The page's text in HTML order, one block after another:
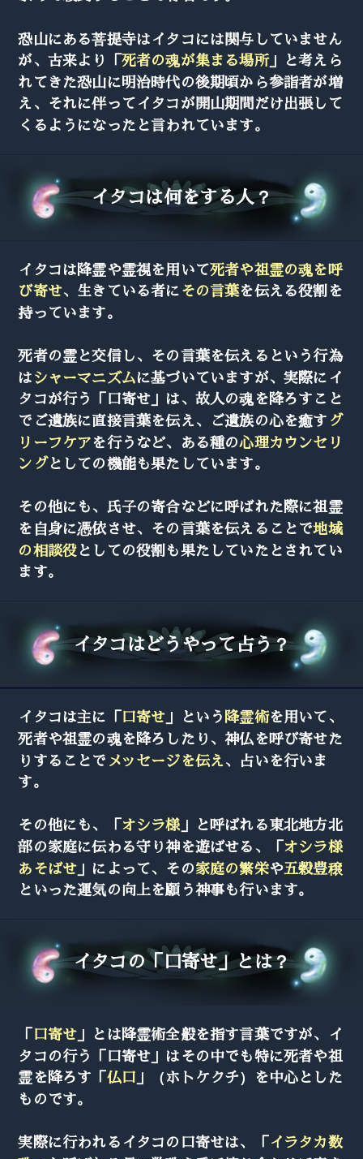
恐山にある菩提寺はイタコには関与していません
が、古来より「死者の魂が集まる場所」と考えら
れてきた恐山に明治時代の後期頃から参詣者が増
え、それに伴ってイタコが開山期間だけ出張して
くるようになったと言われています。
イタコは何をする人？
イタコは降霊や霊視を用いて死者や祖霊の魂を呼
び寄せ、生きている者にその言葉を伝える役割を
持っています。
死者の霊と交信し、その言葉を伝えるという行為
はシャーマニズムに基づいていますが、実際にイ
タコが行う「口寄せ」は、故人の魂を降ろすこと
でご遺族に直接言葉を伝え、ご遺族の心を癒すグ
リーフケアを行うなど、ある種の心理カウンセリ
ングとしての機能も果たしています。
その他にも、氏子の寄合などに呼ばれた際に祖霊
を自身に憑依させ、その言葉を伝えることで地域
の相談役としての役割も果たしていたとされてい
ます。
イタコはどうやって占う？
イタコは主に「口寄せ 」という降霊術を用いて、
死者や祖霊の魂を降ろしたり、神仏を呼び寄せた
りすることでメッセージを伝え、占いを行いま
す。
その他にも、「オシラ様」と呼ばれる東北地方北
部の家庭に伝わる守り神を遊ばせる、「オシラ様
あそばせ 」によって、その家庭の繁栄や五穀豊穣
といった運気の向上を願う神事も行います。
イタコの「口寄せ」とは？
「口寄せ 」とは降霊術全般を指す言葉ですが、イ
タコの行う「口寄せ」はその中でも特に死者や祖
霊を降ろす「仏口 」（ホトケクチ）を中心とした
ものです。
実際に行われるイタコの口寄せは、「イラタカ数